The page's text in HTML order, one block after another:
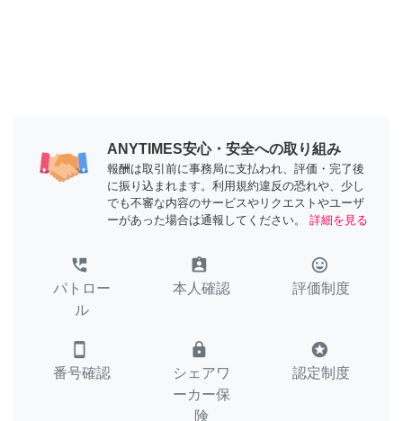
ANYTIMES安心・安全への取り組み
報酬は取引前に事務局に支払われ、評価・完了後
に振り込まれます。利用規約違反の恐れや、少し
でも不審な内容のサービスやリクエストやユーザ
ーがあった場合は通報してください。
詳細を見る
perm_phone_msg
パトロー
ル
assignment_ind
本人確認
tag_faces
評価制度
smartphone
番号確認
lock
シェアワ
ーカー保
険
stars
認定制度